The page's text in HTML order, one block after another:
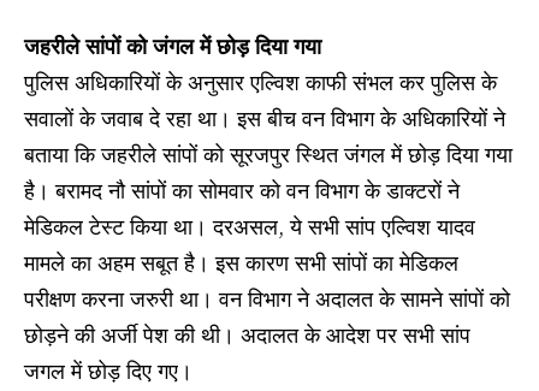
जहरीले सांपों को जंगल में छोड़ दिया गया
पुलिस अधिकारियों के अनुसार एल्विश काफी संभल कर पुलिस के
सवालों के जवाब दे रहा था। इस बीच वन विभाग के अधि​कारियों ने
बताया कि जहरीले सांपों को सूरजपुर स्थित जंगल में छोड़ दिया गया
है। बरामद नौ सांपों का सोमवार को वन विभाग के डाक्टरों ने
मेडिकल टेस्ट किया था। दरअसल, ये सभी सांप एल्विश यादव
मामले का अहम सबूत है। इस कारण सभी सांपों का मेडिकल
परीक्षण करना जरुरी था। वन विभाग ने अदालत के सामने सांपों को
छोड़ने की अर्जी पेश की थी। अदालत के आदेश पर सभी सांप
जगल में छोड़ दिए गए।